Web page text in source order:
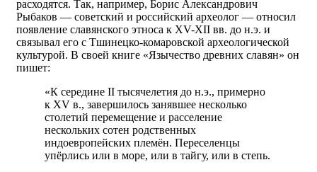
расходятся. Так, например, Борис Александрович
Рыбаков — советский и российский археолог — относил
появление славянского этноса к XV-XII вв. до н.э. и
связывал его с Тшинецко-комаровской археологической
культурой. В своей книге «Язычество древних славян» он
пишет:
«К середине II тысячелетия до н.э., примерно
к XV в., завершилось занявшее несколько
столетий перемещение и расселение
нескольких сотен родственных
индоевропейских племён. Переселенцы
упёрлись или в море, или в тайгу, или в степь.